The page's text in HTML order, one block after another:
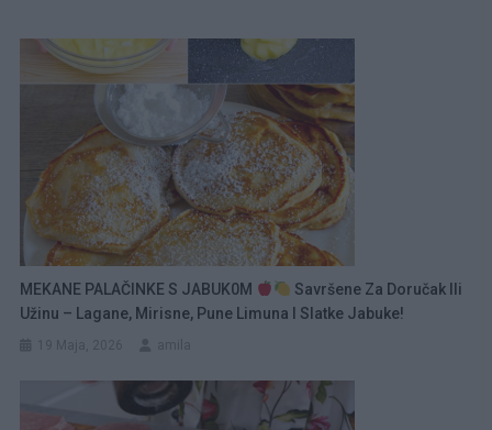
MEKANE PALAČINKE S JABUK0M
Savršene Za Doručak Ili
Užinu – Lagane, Mirisne, Pune Limuna I Slatke Jabuke!